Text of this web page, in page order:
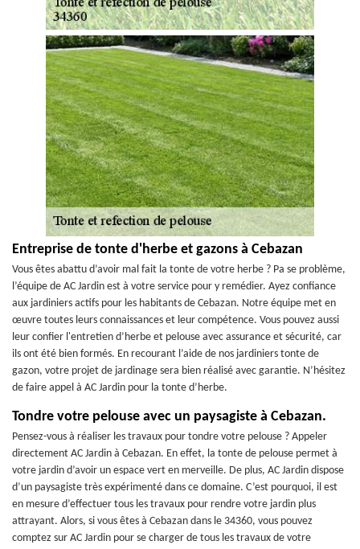
Entreprise de tonte d'herbe et gazons à Cebazan
Vous êtes abattu d’avoir mal fait la tonte de votre herbe ? Pa se problème,
l’équipe de AC Jardin est à votre service pour y remédier. Ayez confiance
aux jardiniers actifs pour les habitants de Cebazan. Notre équipe met en
œuvre toutes leurs connaissances et leur compétence. Vous pouvez aussi
leur confier l'entretien d’herbe et pelouse avec assurance et sécurité, car
ils ont été bien formés. En recourant l’aide de nos jardiniers tonte de
gazon, votre projet de jardinage sera bien réalisé avec garantie. N’hésitez
de faire appel à AC Jardin pour la tonte d’herbe.
Tondre votre pelouse avec un paysagiste à Cebazan.
Pensez-vous à réaliser les travaux pour tondre votre pelouse ? Appeler
directement AC Jardin à Cebazan. En effet, la tonte de pelouse permet à
votre jardin d’avoir un espace vert en merveille. De plus, AC Jardin dispose
d’un paysagiste très expérimenté dans ce domaine. C’est pourquoi, il est
en mesure d’effectuer tous les travaux pour rendre votre jardin plus
attrayant. Alors, si vous êtes à Cebazan dans le 34360, vous pouvez
comptez sur AC Jardin pour se charger de tous les travaux de votre